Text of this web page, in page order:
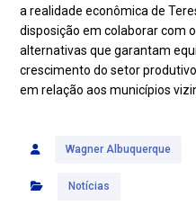
a realidade econômica de
disposição em colaborar com
alternativas que garantam
crescimento do setor
em relação aos municípios
Wagner Albuquerque
Notícias